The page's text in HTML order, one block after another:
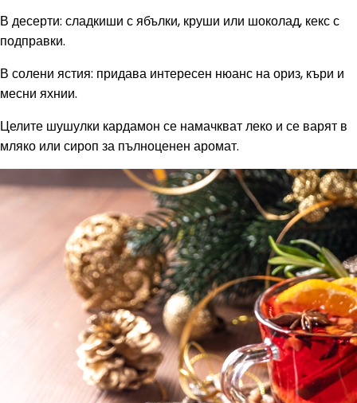
В десерти: сладкиши с ябълки, круши или шоколад, кекс с
подправки.
В солени ястия: придава интересен нюанс на ориз, къри и
месни яхнии.
Целите шушулки кардамон се намачкват леко и се варят в
мляко или сироп за пълноценен аромат.